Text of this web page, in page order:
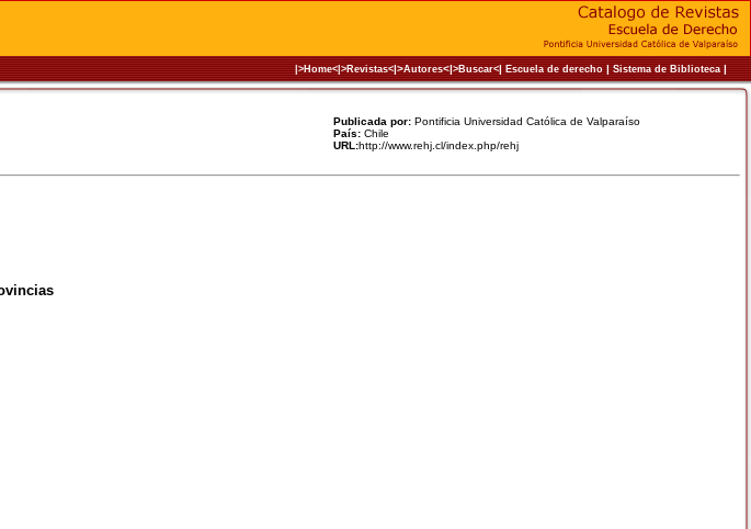
|>Home<|>Revistas<|>Autores<|>Buscar<|Escuela de derecho|Sistema de Biblioteca|
Publicada por: Pontificia Universidad Católica de Valparaíso
País: Chile
URL:http://www.rehj.cl/index.php/rehj